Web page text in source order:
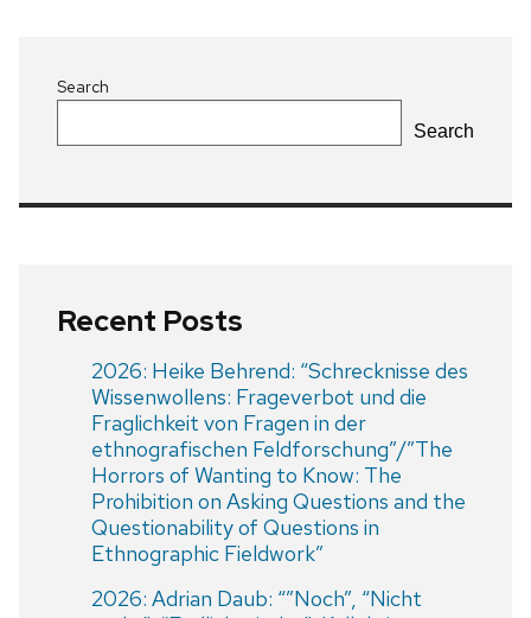
Search
Search
Recent Posts
2026: Heike Behrend: “Schrecknisse des
Wissenwollens: Frageverbot und die
Fraglichkeit von Fragen in der
ethnografischen Feldforschung”/”The
Horrors of Wanting to Know: The
Prohibition on Asking Questions and the
Questionability of Questions in
Ethnographic Fieldwork”
2026: Adrian Daub: “”Noch”, “Nicht